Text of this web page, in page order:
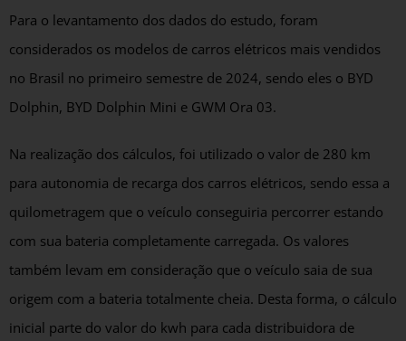
Para o levantamento dos dados do estudo, foram
considerados os modelos de carros elétricos mais vendidos
no Brasil no primeiro semestre de 2024, sendo eles o BYD
Dolphin, BYD Dolphin Mini e GWM Ora 03.
Na realização dos cálculos, foi utilizado o valor de 280 km
para autonomia de recarga dos carros elétricos, sendo essa a
quilometragem que o veículo conseguiria percorrer estando
com sua bateria completamente carregada. Os valores
também levam em consideração que o veículo saia de sua
origem com a bateria totalmente cheia. Desta forma, o cálculo
inicial parte do valor do kwh para cada distribuidora de